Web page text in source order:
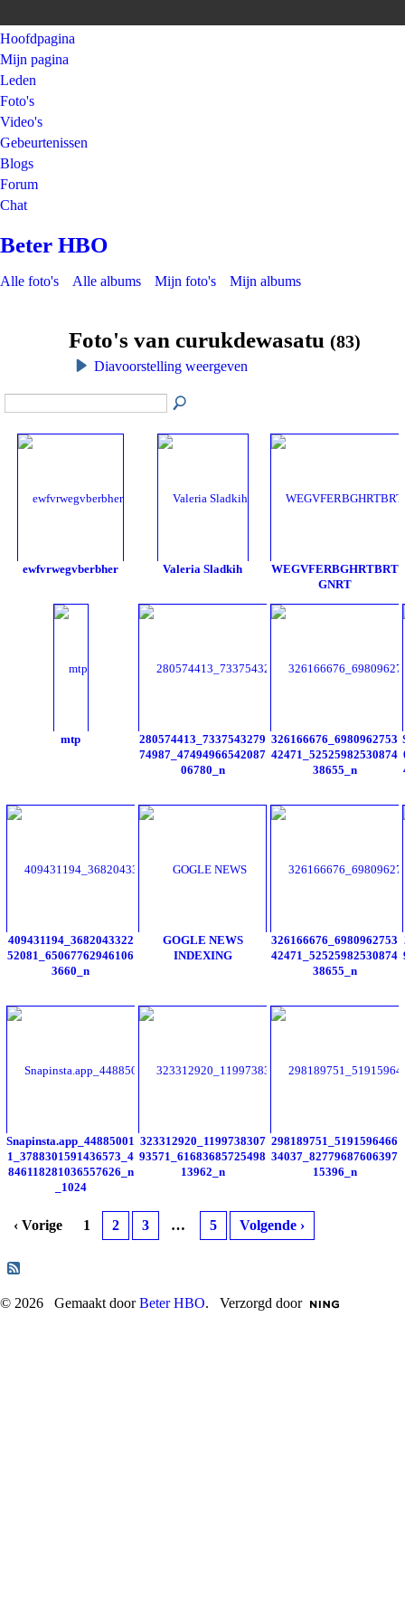
Hoofdpagina
Mijn pagina
Leden
Foto's
Video's
Gebeurtenissen
Blogs
Forum
Chat
Beter HBO
Alle foto's Alle albums Mijn foto's Mijn albums
Foto's van curukdewasatu (83)
Diavoorstelling weergeven
ewfvrwegvberbher Valeria Sladkih
WEGVFERBGHRTBRT
GNRT
mtp
280574413_7337543279
74987_47494966542087
06780_n
326166676_6980962753
42471_52525982530874
38655_n
409431194_3682043322
52081_65067762946106
3660_n
GOGLE NEWS
INDEXING
326166676_6980962753
42471_52525982530874
38655_n
Snapinsta.app_44885001
1_3788301591436573_4
846118281036557626_n
_1024
323312920_1199738307
93571_61683685725498
13962_n
298189751_5191596466
34037_82779687606397
15396_n
‹ Vorige 1 2 3 … 5 Volgende ›
© 2026 Gemaakt doorBeter HBO. Verzorgd door